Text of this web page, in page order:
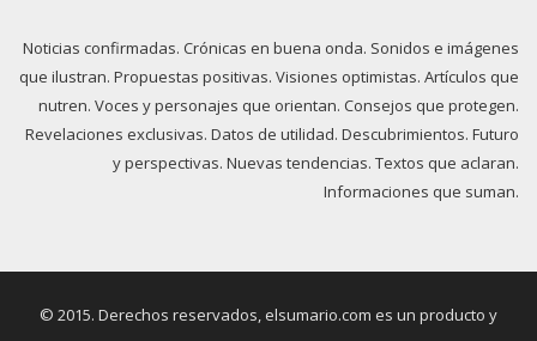
Noticias confirmadas. Crónicas en buena onda. Sonidos e imágenes
que ilustran. Propuestas positivas. Visiones optimistas. Artículos que
nutren. Voces y personajes que orientan. Consejos que protegen.
Revelaciones exclusivas. Datos de utilidad. Descubrimientos. Futuro
y perspectivas. Nuevas tendencias. Textos que aclaran.
Informaciones que suman.
© 2015. Derechos reservados, elsumario.com es un producto y